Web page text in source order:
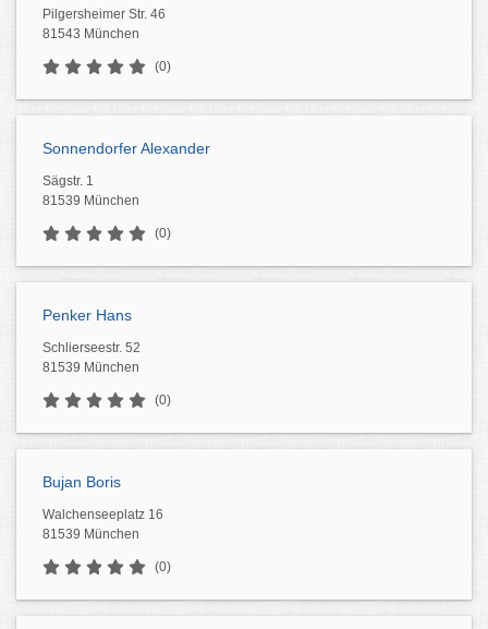
Pilgersheimer Str. 46
81543 München
(0)
Sonnendorfer Alexander
Sägstr. 1
81539 München
(0)
Penker Hans
Schlierseestr. 52
81539 München
(0)
Bujan Boris
Walchenseeplatz 16
81539 München
(0)